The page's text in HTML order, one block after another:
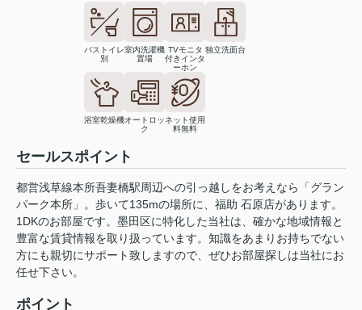
バストイレ
別
室内洗濯機
置場
TVモニタ
付きインタ
ーホン
独立洗面台
浴室乾燥機オートロッ
ク
ネット使用
料無料
セールスポイント
都営浅草線本所吾妻橋駅周辺への引っ越しをお考えなら「グラン
パーク本所」。歩いて135mの場所に、福助 石原店があります。
1DKのお部屋です。墨田区に特化した当社は、確かな地域情報と
豊富な賃貸情報を取り扱っています。知識をあまりお持ちでない
方にも親切にサポート致しますので、ぜひお部屋探しは当社にお
任せ下さい。
ポイント